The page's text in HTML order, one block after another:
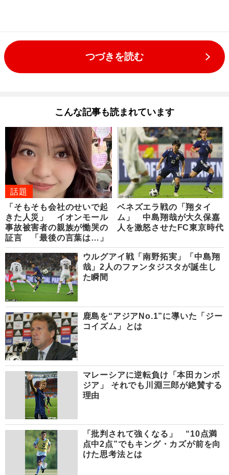
つづきを読む
こんな記事も読まれています
話題
「そもそも会社のせいで起
きた人災」 イオンモール
事故被害者の親族が慟哭の
証言 「最後の言葉は…」
ベネズエラ戦の「翔タイ
ム」 中島翔哉が大久保嘉
人を激怒させたFC東京時代
ウルグアイ戦「南野拓実」「中島翔
哉」2人のファンタジスタが誕生し
た瞬間
鹿島を“アジアNo.1”に導いた「ジー
コイズム」とは
マレーシアに逆転負け「本田カンボ
ジア」 それでも川淵三郎が絶賛する
理由
「批判されて強くなる」 “10点満
点中2点”でもキング・カズが前を向
けた思考法とは